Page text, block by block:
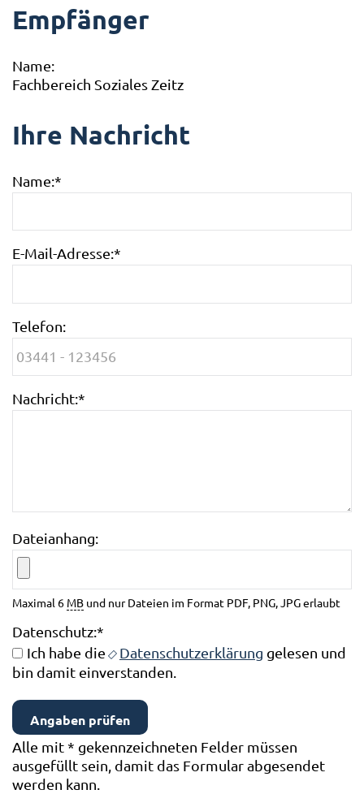
Empfänger
Name:
Fachbereich Soziales Zeitz
Ihre Nachricht
Name:*
E-Mail-Adresse:*
Telefon:
Nachricht:*
Dateianhang:
Maximal 6 MB und nur Dateien im Format PDF, PNG, JPG erlaubt
Datenschutz:*
Ich habe die
Datenschutzerklärung gelesen und
bin damit einverstanden.
Alle mit* gekennzeichneten Felder müssen
ausgefüllt sein, damit das Formular abgesendet
werden kann.